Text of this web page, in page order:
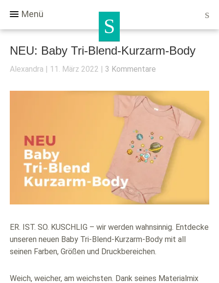
Menü
NEU: Baby Tri-Blend-Kurzarm-Body
Alexandra 11. März 2022 3 Kommentare
ER. IST. SO. KUSCHLIG – wir werden wahnsinnig. Entdecke
unseren neuen Baby Tri-Blend-Kurzarm-Body mit all
seinen Farben, Größen und Druckbereichen.
Weich, weicher, am weichsten. Dank seines Materialmix